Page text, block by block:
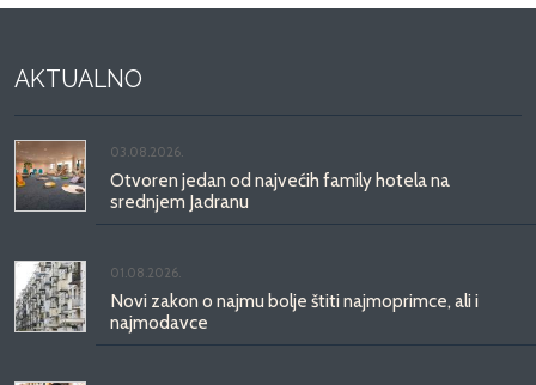
AKTUALNO
03.08.2026.
Otvoren jedan od najvećih family hotela na
srednjem Jadranu
01.08.2026.
Novi zakon o najmu bolje štiti najmoprimce, ali i
najmodavce